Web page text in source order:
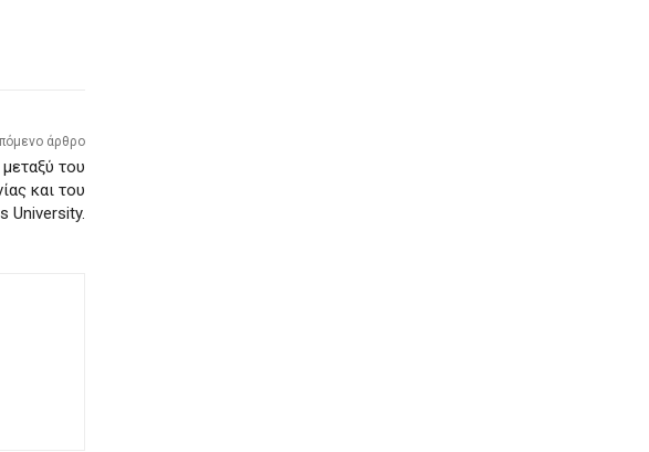
άρθρο
του
και του
University.